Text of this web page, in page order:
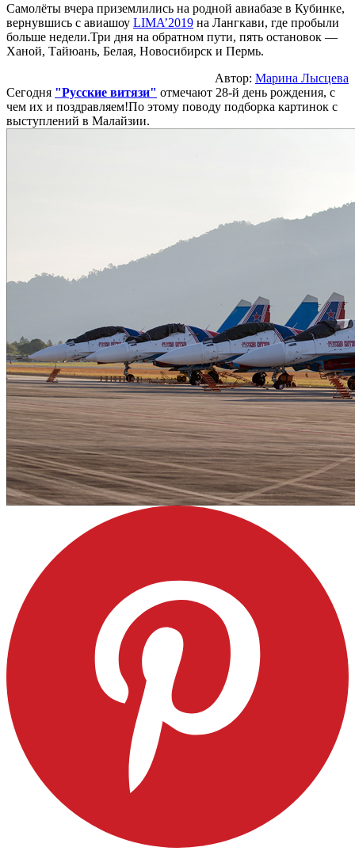
Самолёты вчера приземлились на родной авиабазе в Кубинке,
вернувшись с авиашоу LIMA’2019 на Лангкави, где пробыли
больше недели.Три дня на обратном пути, пять остановок —
Ханой, Тайюань, Белая, Новосибирск и Пермь.
Автор: Марина Лысцева
Сегодня "Русские витязи" отмечают 28-й день рождения, с
чем их и поздравляем!По этому поводу подборка картинок с
выступлений в Малайзии.